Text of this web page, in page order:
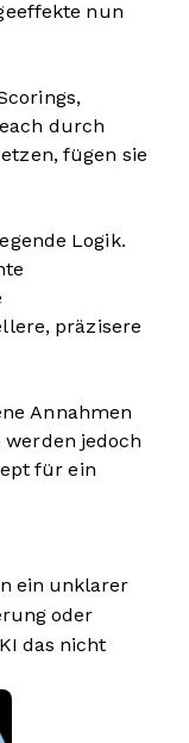
nun
durch
fügen sie
Logik.
präzisere
Annahmen
jedoch
für ein
ein unklarer
oder
das nicht